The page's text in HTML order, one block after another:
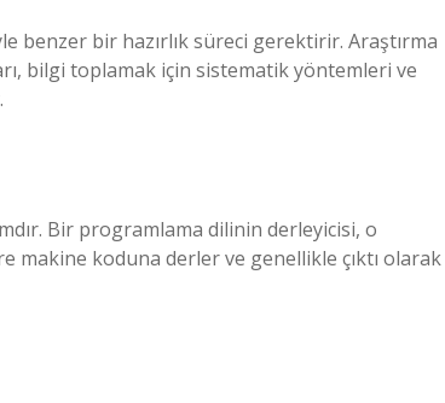
benzer bir hazırlık süreci gerektirir. Araştırma
bilgi toplamak için sistematik yöntemleri ve
Bir programlama dilinin derleyicisi, o
makine koduna derler ve genellikle çıktı olarak